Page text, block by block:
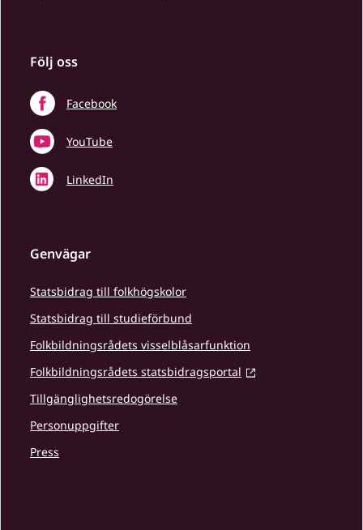
Följ oss
Facebook
YouTube
LinkedIn
Genvägar
Statsbidrag till folkhögskolor
Statsbidrag till studieförbund
Folkbildningsrådets visselblåsarfunktion
Folkbildningsrådets statsbidragsportal
Tillgänglighetsredogörelse
Personuppgifter
Press